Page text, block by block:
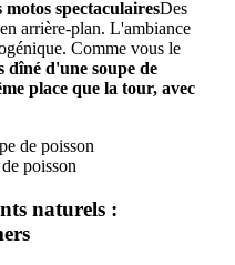
motos spectaculairesDes
arrière-plan. L'ambiance
Comme vous le
dîné d'une soupe de
place que la tour, avec
poisson
naturels :